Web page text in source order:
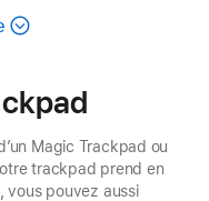
Magic Trackpad ou
trackpad prend en
vous pouvez aussi